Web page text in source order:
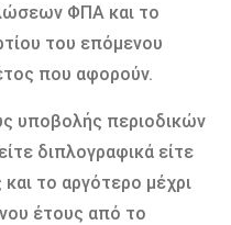
ΦΠΑ και το
του επόμενου
που αφορούν.
υποβολής περιοδικών
διπλογραφικά είτε
το αργότερο μέχρι
έτους από το